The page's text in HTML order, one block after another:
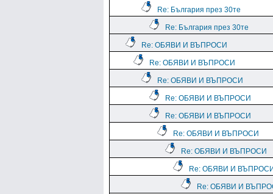
Re: България през 30те
Re: България през 30те
Re: ОБЯВИ И ВЪПРОСИ
Re: ОБЯВИ И ВЪПРОСИ
Re: ОБЯВИ И ВЪПРОСИ
Re: ОБЯВИ И ВЪПРОСИ
Re: ОБЯВИ И ВЪПРОСИ
Re: ОБЯВИ И ВЪПРОСИ
Re: ОБЯВИ И ВЪПРОСИ
Re: ОБЯВИ И
Re: ОБЯВИ И